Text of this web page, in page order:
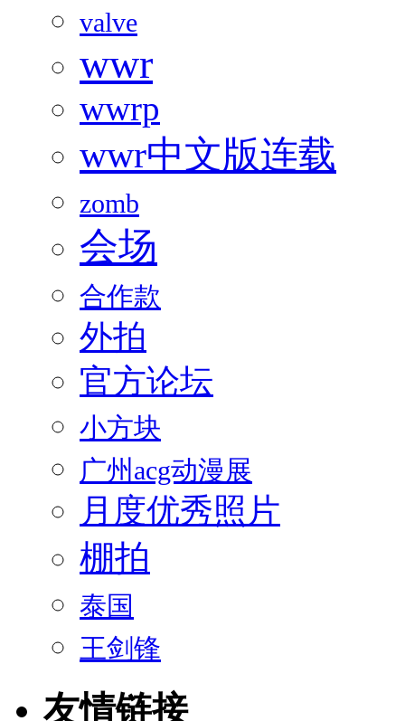
valve
wwr
wwrp
wwr中文版连载
zomb
会场
合作款
外拍
官方论坛
小方块
广州acg动漫展
月度优秀照片
棚拍
泰国
王剑锋
友情链接